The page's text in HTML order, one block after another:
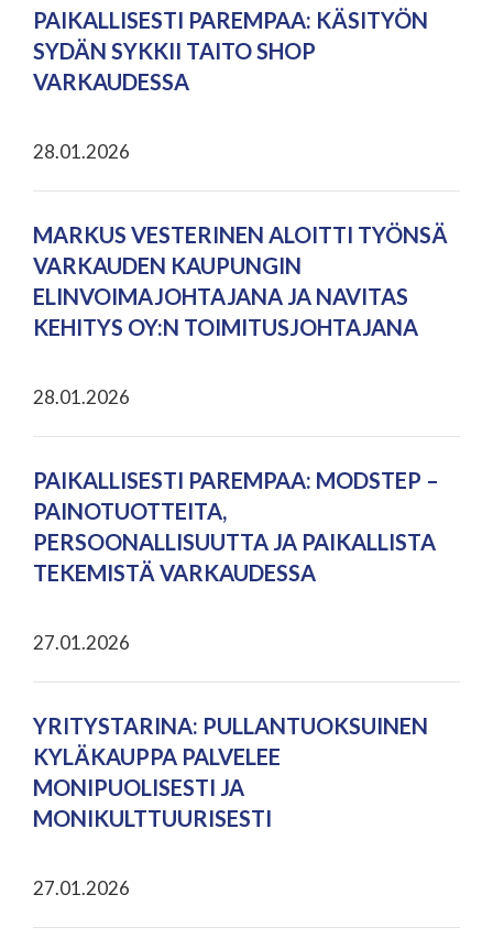
PAIKALLISESTI PAREMPAA: KÄSITYÖN
SYDÄN SYKKII TAITO SHOP
VARKAUDESSA
28.01.2026
MARKUS VESTERINEN ALOITTI TYÖNSÄ
VARKAUDEN KAUPUNGIN
ELINVOIMAJOHTAJANA JA NAVITAS
KEHITYS OY:N TOIMITUSJOHTAJANA
28.01.2026
PAIKALLISESTI PAREMPAA: MODSTEP –
PAINOTUOTTEITA,
PERSOONALLISUUTTA JA PAIKALLISTA
TEKEMISTÄ VARKAUDESSA
27.01.2026
YRITYSTARINA: PULLANTUOKSUINEN
KYLÄKAUPPA PALVELEE
MONIPUOLISESTI JA
MONIKULTTUURISESTI
27.01.2026